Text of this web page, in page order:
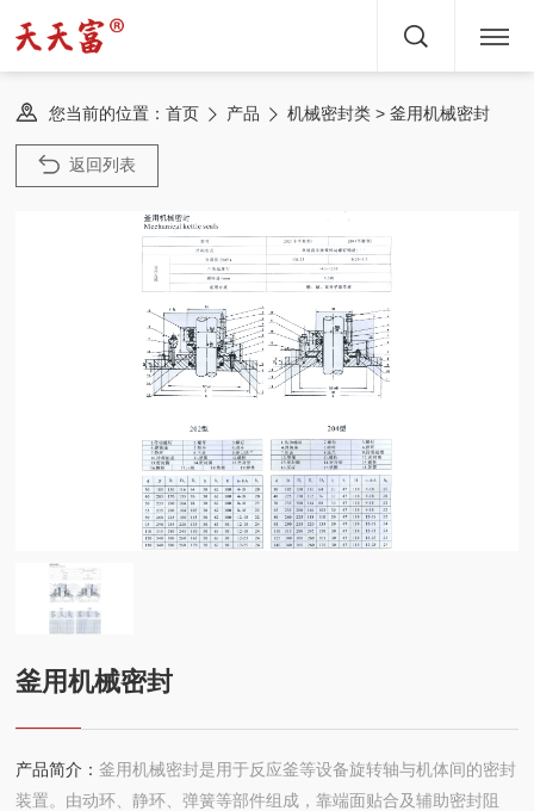
首页
文章
服务
新闻
方案
案例
您当前的位置：首页 产品 机械密封类 > 釜用机械密封
返回列表
釜用机械密封
产品简介：釜用机械密封是用于反应釜等设备旋转轴与机体间的密封
装置。由动环、静环、弹簧等部件组成，靠端面贴合及辅助密封阻